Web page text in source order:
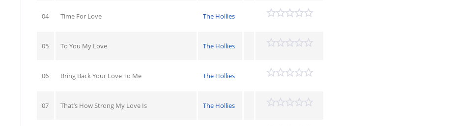
04 Time For Love The Hollies
05 To You My Love The Hollies
06 Bring Back Your Love To Me The Hollies
07 That’s How Strong My Love Is The Hollies